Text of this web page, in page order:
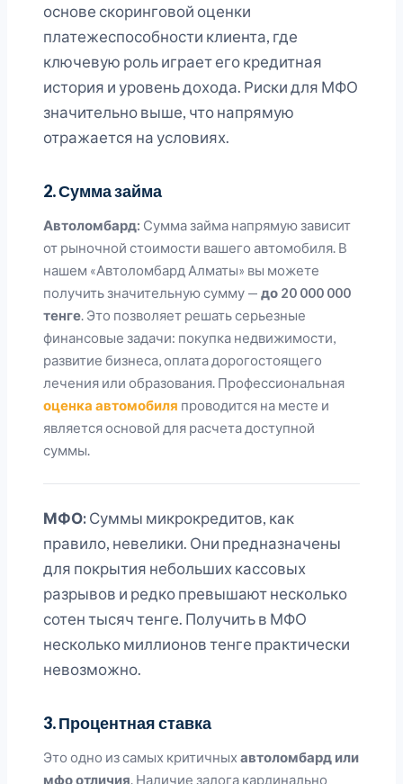
основе скоринговой оценки
платежеспособности клиента, где
ключевую роль играет его кредитная
история и уровень дохода. Риски для МФО
значительно выше, что напрямую
отражается на условиях.
2. Сумма займа
Автоломбард: Сумма займа напрямую зависит
от рыночной стоимости вашего автомобиля. В
нашем «Автоломбард Алматы» вы можете
получить значительную сумму — до 20 000 000
тенге . Это позволяет решать серьезные
финансовые задачи: покупка недвижимости,
развитие бизнеса, оплата дорогостоящего
лечения или образования. Профессиональная
оценка автомобиля проводится на месте и
является основой для расчета доступной
суммы.
МФО: Суммы микрокредитов, как
правило, невелики. Они предназначены
для покрытия небольших кассовых
разрывов и редко превышают несколько
сотен тысяч тенге. Получить в МФО
несколько миллионов тенге практически
невозможно.
3. Процентная ставка
Это одно из самых критичных автоломбард или
мфо отличия . Наличие залога кардинально